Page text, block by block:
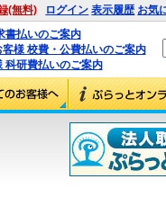
(無料) ログイン 表示履歴 お気
書払いのご案内
様 校費・公費払いのご案内
科研費払いのご案内